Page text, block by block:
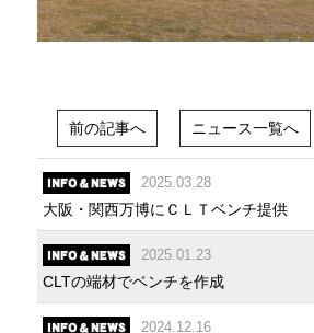
前の記事へ ニュース一覧へ
2025.03.28
大阪・関西万博にＣＬＴベンチ提供
2025.01.23
CLTの端材でベンチを作成
2024.12.16